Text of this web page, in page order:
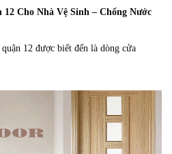
Cho Nhà Vệ Sinh – Chống Nước
12 được biết đến là dòng cửa